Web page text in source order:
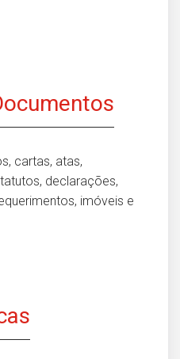
cartas, atas,
declarações,
imóveis e